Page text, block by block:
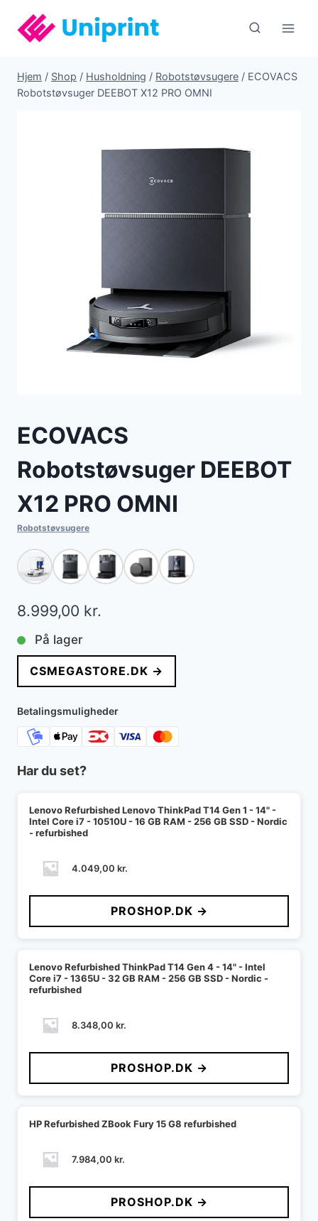
indhold
Hjem / Shop / Husholdning / Robotstøvsugere / ECOVACS
Robotstøvsuger DEEBOT X12 PRO OMNI
ECOVACS
Robotstøvsuger DEEBOT
X12 PRO OMNI
Robotstøvsugere
8.999,00 kr.
På lager
CSMEGASTORE.DK →
Betalingsmuligheder
Har du set?
Lenovo Refurbished Lenovo ThinkPad T14 Gen 1 - 14" -
Intel Core i7 - 10510U - 16 GB RAM - 256 GB SSD - Nordic
- refurbished
4.049,00 kr.
PROSHOP.DK →
Lenovo Refurbished ThinkPad T14 Gen 4 - 14" - Intel
Core i7 - 1365U - 32 GB RAM - 256 GB SSD - Nordic -
refurbished
8.348,00 kr.
PROSHOP.DK →
HP Refurbished ZBook Fury 15 G8 refurbished
7.984,00 kr.
PROSHOP.DK →